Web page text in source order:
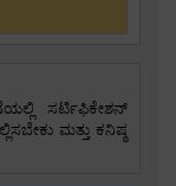
ಸರ್ಟಿಫಿಕೇಶನ್
ಮತ್ತು ಕನಿಷ್ಠ